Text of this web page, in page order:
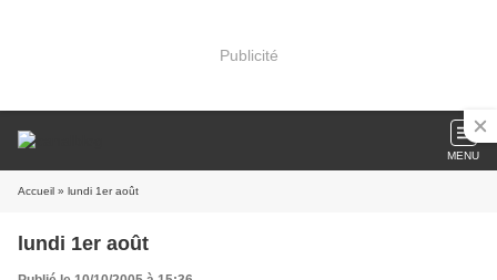
Publicité
MENU
Accueil » lundi 1er août
lundi 1er août